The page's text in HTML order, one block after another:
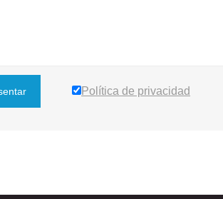
Política de privacidad